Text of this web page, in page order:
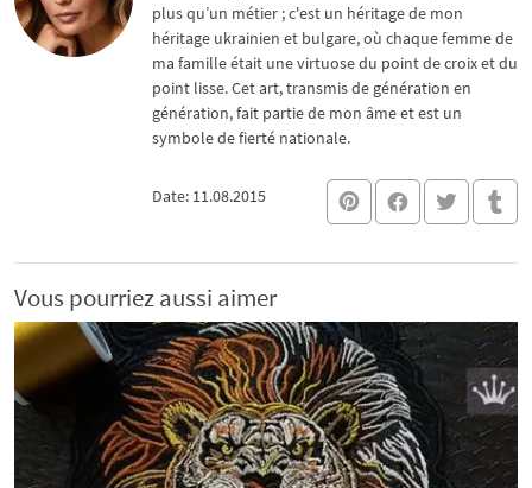
plus qu’un métier ; c'est un héritage de mon
héritage ukrainien et bulgare, où chaque femme de
ma famille était une virtuose du point de croix et du
point lisse. Cet art, transmis de génération en
génération, fait partie de mon âme et est un
symbole de fierté nationale.
Date: 11.08.2015
Vous pourriez aussi aimer